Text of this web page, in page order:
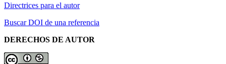
Directrices para el autor
Buscar DOI de una referencia
DERECHOS DE AUTOR